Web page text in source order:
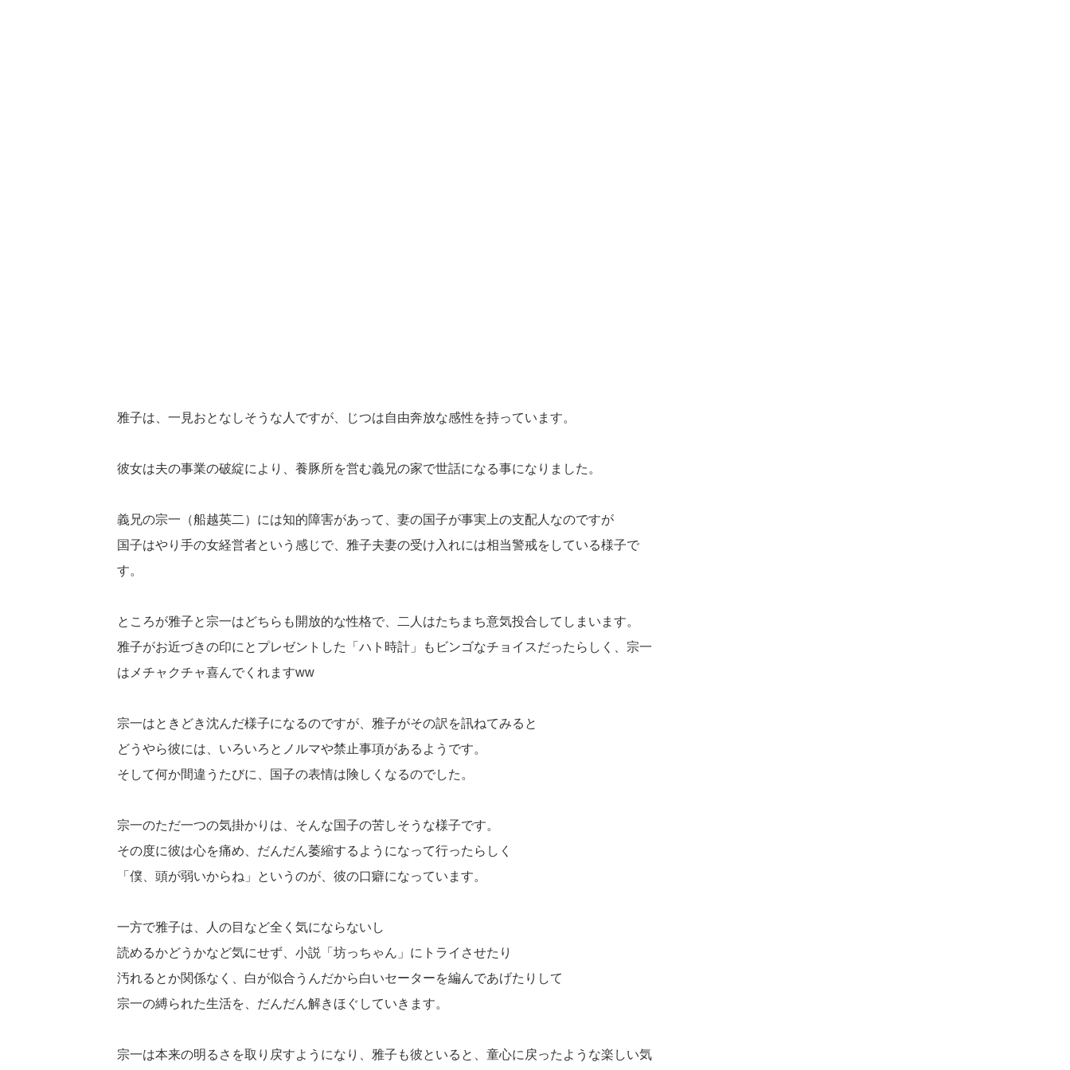
雅子は、一見おとなしそうな人ですが、じつは自由奔放な感性を持っています。
彼女は夫の事業の破綻により、養豚所を営む義兄の家で世話になる事になりました。
義兄の宗一（船越英二）には知的障害があって、妻の国子が事実上の支配人なのですが
国子はやり手の女経営者という感じで、雅子夫妻の受け入れには相当警戒をしている様子で
す。
ところが雅子と宗一はどちらも開放的な性格で、二人はたちまち意気投合してしまいます。
雅子がお近づきの印にとプレゼントした「ハト時計」もビンゴなチョイスだったらしく、宗一
はメチャクチャ喜んでくれますww
宗一はときどき沈んだ様子になるのですが、雅子がその訳を訊ねてみると
どうやら彼には、いろいろとノルマや禁止事項があるようです。
そして何か間違うたびに、国子の表情は険しくなるのでした。
宗一のただ一つの気掛かりは、そんな国子の苦しそうな様子です。
その度に彼は心を痛め、だんだん萎縮するようになって行ったらしく
「僕、頭が弱いからね」というのが、彼の口癖になっています。
一方で雅子は、人の目など全く気にならないし
読めるかどうかなど気にせず、小説「坊っちゃん」にトライさせたり
汚れるとか関係なく、白が似合うんだから白いセーターを編んであげたりして
宗一の縛られた生活を、だんだん解きほぐしていきます。
宗一は本来の明るさを取り戻すようになり、雅子も彼といると、童心に戻ったような楽しい気